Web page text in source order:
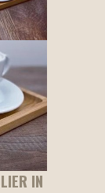
IN